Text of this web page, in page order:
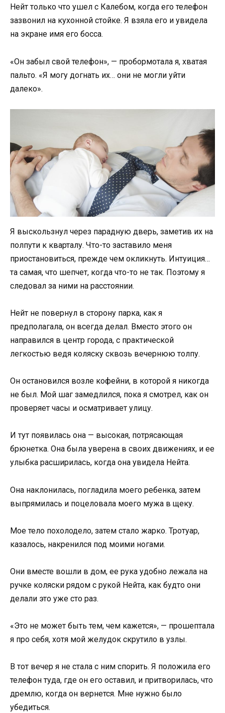
Нейт только что ушел с Калебом, когда его телефон
зазвонил на кухонной стойке. Я взяла его и увидела
на экране имя его босса.
«Он забыл свой телефон», — пробормотала я, хватая
пальто. «Я могу догнать их… они не могли уйти
далеко».
Я выскользнул через парадную дверь, заметив их на
полпути к кварталу. Что-то заставило меня
приостановиться, прежде чем окликнуть. Интуиция…
та самая, что шепчет, когда что-то не так. Поэтому я
следовал за ними на расстоянии.
Нейт не повернул в сторону парка, как я
предполагала, он всегда делал. Вместо этого он
направился в центр города, с практической
легкостью ведя коляску сквозь вечернюю толпу.
Он остановился возле кофейни, в которой я никогда
не был. Мой шаг замедлился, пока я смотрел, как он
проверяет часы и осматривает улицу.
И тут появилась она — высокая, потрясающая
брюнетка. Она была уверена в своих движениях, и ее
улыбка расширилась, когда она увидела Нейта.
Она наклонилась, погладила моего ребенка, затем
выпрямилась и поцеловала моего мужа в щеку.
Мое тело похолодело, затем стало жарко. Тротуар,
казалось, накренился под моими ногами.
Они вместе вошли в дом, ее рука удобно лежала на
ручке коляски рядом с рукой Нейта, как будто они
делали это уже сто раз.
«Это не может быть тем, чем кажется», — прошептала
я про себя, хотя мой желудок скрутило в узлы.
В тот вечер я не стала с ним спорить. Я положила его
телефон туда, где он его оставил, и притворилась, что
дремлю, когда он вернется. Мне нужно было
убедиться.